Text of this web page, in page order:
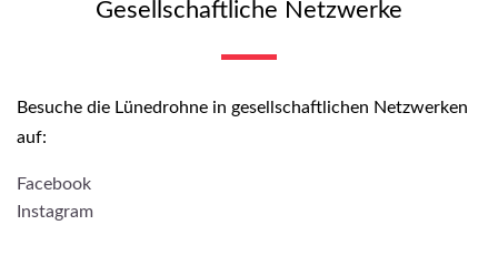
Gesellschaftliche Netzwerke
Besuche die Lünedrohne in gesellschaftlichen Netzwerken
auf:
Facebook
Instagram